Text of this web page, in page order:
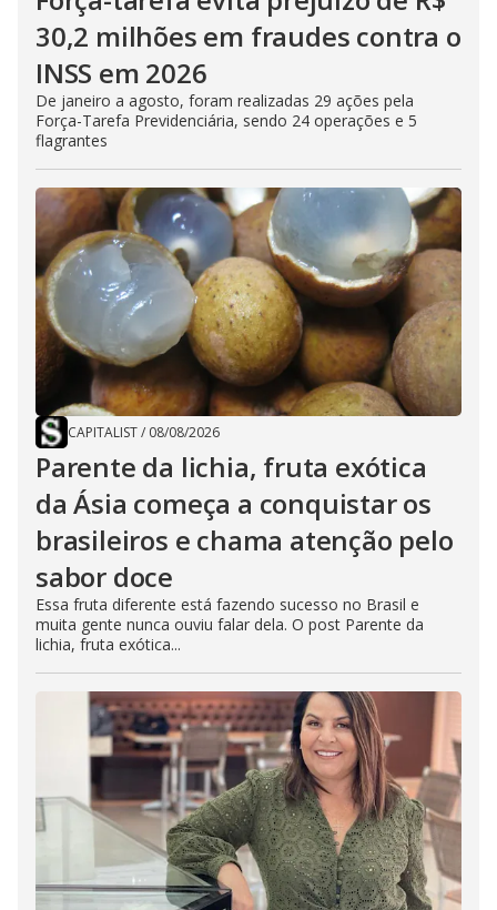
30,2 milhões em fraudes contra o
INSS em 2026
De janeiro a agosto, foram realizadas 29 ações pela
Força-Tarefa Previdenciária, sendo 24 operações e 5
flagrantes
CAPITALIST/ 08/08/2026
Parente da lichia, fruta exótica
da Ásia começa a conquistar os
brasileiros e chama atenção pelo
sabor doce
Essa fruta diferente está fazendo sucesso no Brasil e
muita gente nunca ouviu falar dela. O post Parente da
lichia, fruta exótica...